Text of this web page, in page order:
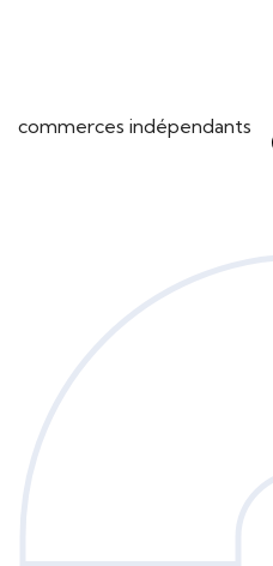
commerces indépendants